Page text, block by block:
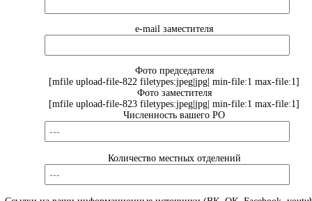
e-mail заместителя
Фото председателя
[mfile upload-file-822 filetypes:jpeg|jpg| min-file:1 max-file:1]
Фото заместителя
[mfile upload-file-823 filetypes:jpeg|jpg| min-file:1 max-file:1]
Численность вашего РО
Количество местных отделений